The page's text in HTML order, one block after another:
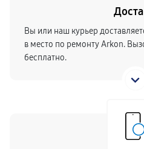
Вы или наш курьер
в место по ремонту Arkon.
бесплатно.